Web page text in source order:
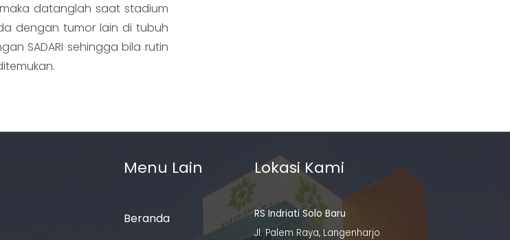
datanglah saat stadium
dengan tumor lain di tubuh
SADARI sehingga bila rutin
Menu Lain
Beranda
Lokasi Kami
RS Indriati Solo Baru
Jl. Palem Raya, Langenharjo